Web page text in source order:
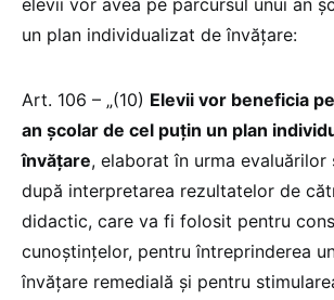
elevii vor avea pe parcursul unui an
un plan individualizat de învățare:
Art. 106 – „(10) Elevii vor beneficia
an şcolar de cel puţin un plan
învăţare, elaborat în urma evaluărilor
după interpretarea rezultatelor de
didactic, care va fi folosit pentru
cunoştinţelor, pentru întreprinderea
învăţare remedială şi pentru